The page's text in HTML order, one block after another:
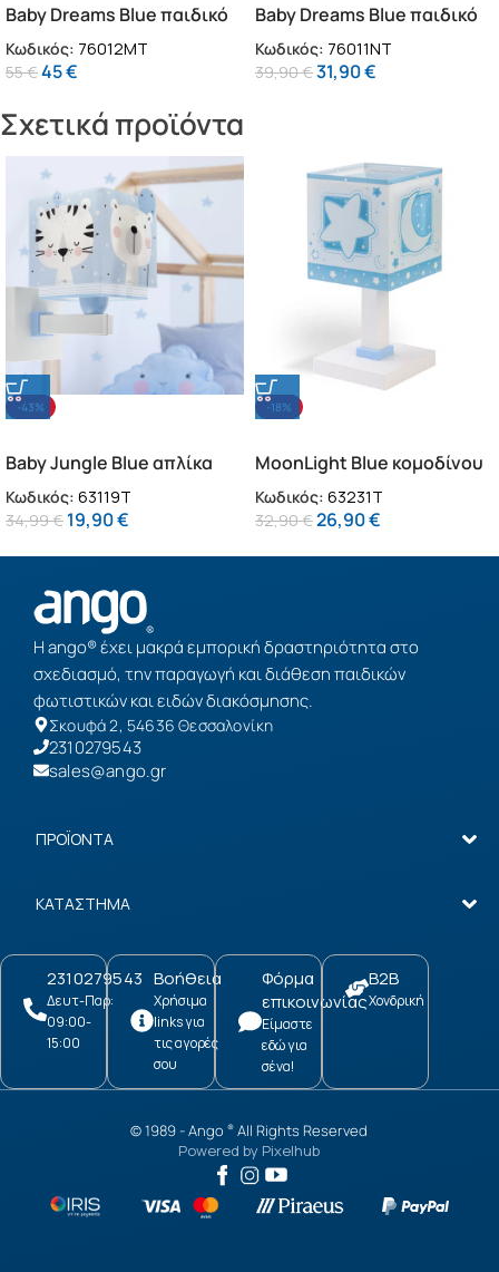
Baby Dreams Blue παιδικό
φωτιστικό οροφής
(76012MT)
Κωδικός: 76012MT
55€45€
Baby Dreams Blue παιδικό
φωτιστικό κομοδίνου
(76011NT)
Κωδικός: 76011NT
39,90€31,90€
Σχετικά προϊόντα
-43%
Baby Jungle Blue απλίκα
τοίχου διπλού τοιχώματος
(63119T)
Κωδικός: 63119T
34,99€ 19,90€
-18%
MoonLight Blue κομοδίνου
παιδικό φωτιστικό
(63231T)
Κωδικός: 63231T
32,90€26,90€
Η ango® έχει μακρά εμπορική δραστηριότητα στο
σχεδιασμό, την παραγωγή και διάθεση παιδικών
φωτιστικών και ειδών διακόσμησης.
Σκουφά 2, 54636 Θεσσαλονίκη
2310279543
sales@ango.gr
ΠΡΟΪΟΝΤΑ
ΚΑΤΑΣΤΗΜΑ
2310279543
Δευτ-Παρ:
09:00-
15:00
Βοήθεια
Χρήσιμα
links για
τις αγορές
σου
Φόρμα
επικοινωνίας
Είμαστε
εδώ για
σένα!
B2B
Χονδρική
© 1989 -Ango® All Rights Reserved
Powered by Pixelhub